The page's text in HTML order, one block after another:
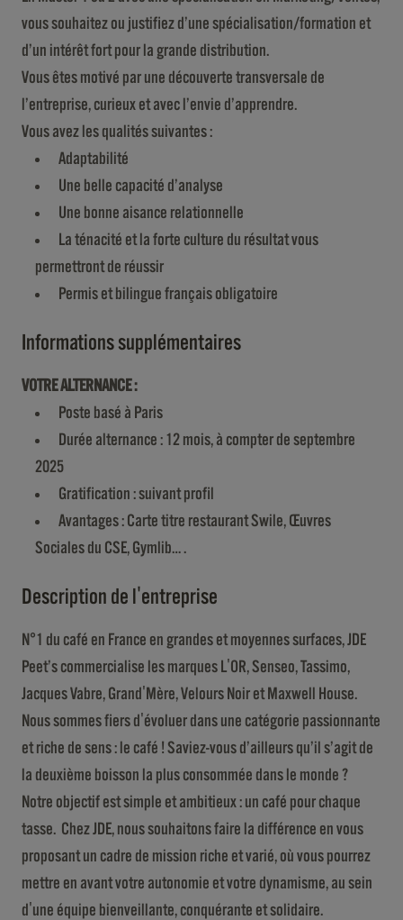
vous souhaitez ou justifiez d’une spécialisation/formation et
d’un intérêt fort pour la grande distribution.
Vous êtes motivé par une découverte transversale de
l’entreprise, curieux et avec l’envie d’apprendre.
Vous avez les qualités suivantes :
Adaptabilité
Une belle capacité d’analyse
Une bonne aisance relationnelle
La ténacité et la forte culture du résultat vous
permettront de réussir
Permis et bilingue français obligatoire
Informations supplémentaires
VOTRE ALTERNANCE :
Poste basé à Paris
Durée alternance : 12 mois, à compter de septembre
2025
Gratification : suivant profil
Avantages : Carte titre restaurant Swile, Œuvres
Sociales du CSE, Gymlib… .
Description de l'entreprise
N°1 du café en France en grandes et moyennes surfaces, JDE
Peet’s commercialise les marques L'OR, Senseo, Tassimo,
Jacques Vabre, Grand'Mère, Velours Noir et Maxwell House.
Nous sommes fiers d'évoluer dans une catégorie passionnante
et riche de sens : le café ! Saviez-vous d’ailleurs qu’il s’agit de
la deuxième boisson la plus consommée dans le monde ?
Notre objectif est simple et ambitieux : un café pour chaque
tasse. Chez JDE, nous souhaitons faire la différence en vous
proposant un cadre de mission riche et varié, où vous pourrez
mettre en avant votre autonomie et votre dynamisme, au sein
d'une équipe bienveillante, conquérante et solidaire.